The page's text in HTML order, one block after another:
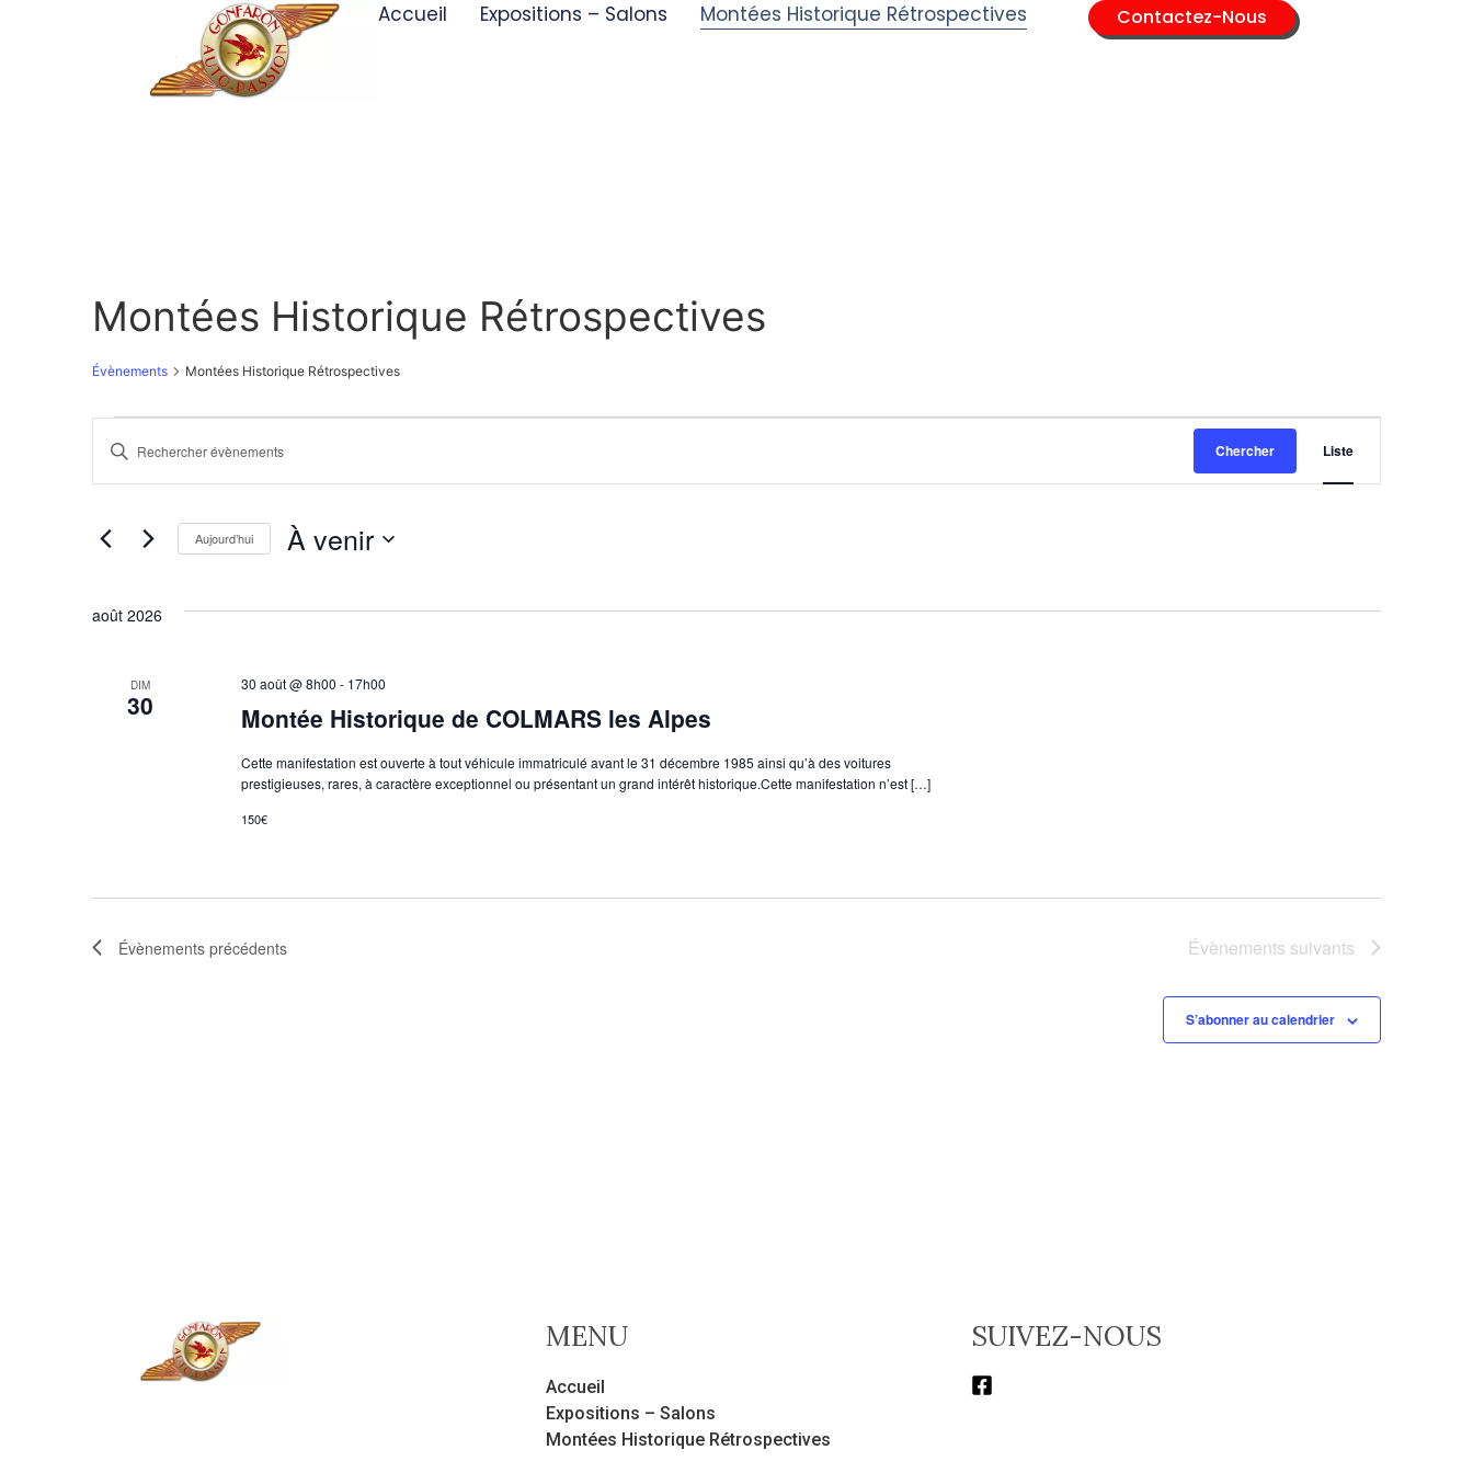
Accueil Expositions – Salons Montées Historique Rétrospectives Contactez-Nous
Montées Historique Rétrospectives
Évènements Montées Historique Rétrospectives
Recherche
et
navigation
vues
Saisir
mot-
par
mot-
Chercher Liste
Aujourd’hui À venir
août 2026
DIM
30 Montée Historique de COLMARS les Alpes
30 août @ 8h00 - 17h00
Cette manifestation est ouverte à tout véhicule immatriculé avant le 31 décembre 1985 ainsi qu’à des voitures
prestigieuses, rares, à caractère exceptionnel ou présentant un grand intérêt historique.Cette manifestation n’est […]
150€
Évènements précédents Évènements suivants
S’abonner au calendrier
MENU
Accueil
Expositions – Salons
Montées Historique Rétrospectives
SUIVEZ-NOUS